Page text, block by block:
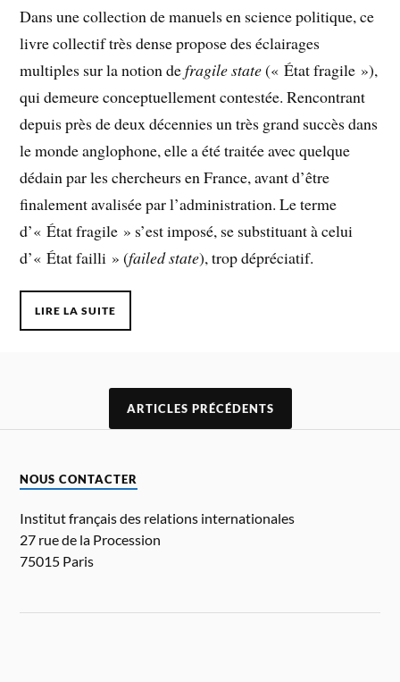
Dans une collection de manuels en science politique, ce
livre collectif très dense propose des éclairages
multiples sur la notion defragile state(« État fragile »),
qui demeure conceptuellement contestée. Rencontrant
depuis près de deux décennies un très grand succès dans
le monde anglophone, elle a été traitée avec quelque
dédain par les chercheurs en France, avant d’être
finalement avalisée par l’administration. Le terme
d’« État fragile » s’est imposé, se substituant à celui
d’« État failli » (failed state), trop dépréciatif.
LIRE LA SUITE
ARTICLES PRÉCÉDENTS
NOUS CONTACTER
Institut français des relations internationales
27 rue de la Procession
75015 Paris